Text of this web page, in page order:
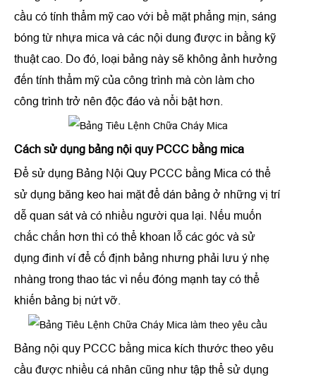
cầu có tính thẩm mỹ cao với bề mặt phẳng mịn, sáng
bóng từ nhựa mica và các nội dung được in bằng kỹ
thuật cao. Do đó, loại bảng này sẽ không ảnh hưởng
đến tính thẩm mỹ của công trình mà còn làm cho
công trình trở nên độc đáo và nổi bật hơn.
Cách sử dụng bảng nội quy PCCC bằng mica
Để sử dụng Bảng Nội Quy PCCC bằng Mica có thể
sử dụng băng keo hai mặt để dán bảng ở những vị trí
dễ quan sát và có nhiều người qua lại. Nếu muốn
chắc chắn hơn thì có thể khoan lỗ các góc và sử
dụng đinh ví để cố định bảng nhưng phải lưu ý nhẹ
nhàng trong thao tác vì nếu đóng mạnh tay có thể
khiến bảng bị nứt vỡ.
Bảng nội quy PCCC bằng mica kích thước theo yêu
cầu được nhiều cá nhân cũng như tập thể sử dụng